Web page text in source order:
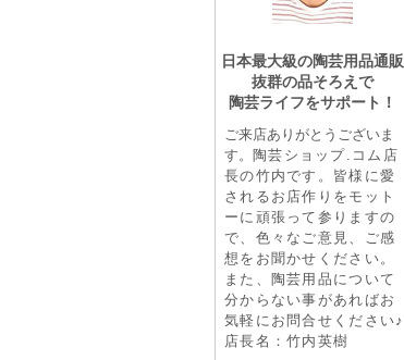
日本最大級の陶芸用品通販
抜群の品そろえで
陶芸ライフをサポート！
ご来店ありがとうございま
す。 陶芸ショップ.コム店
長の竹内です。皆様に愛
されるお店作りをモット
ーに頑張って参りますの
で、色々なご意見、ご感
想をお聞かせください。
また、陶芸用品について
分からない事があればお
気軽にお問合せください♪
店長名：竹内英樹